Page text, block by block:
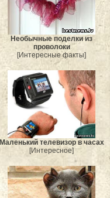
Необычные поделки из
проволоки
[Интересные факты]
Маленький телевизор в часах
[Интересное]